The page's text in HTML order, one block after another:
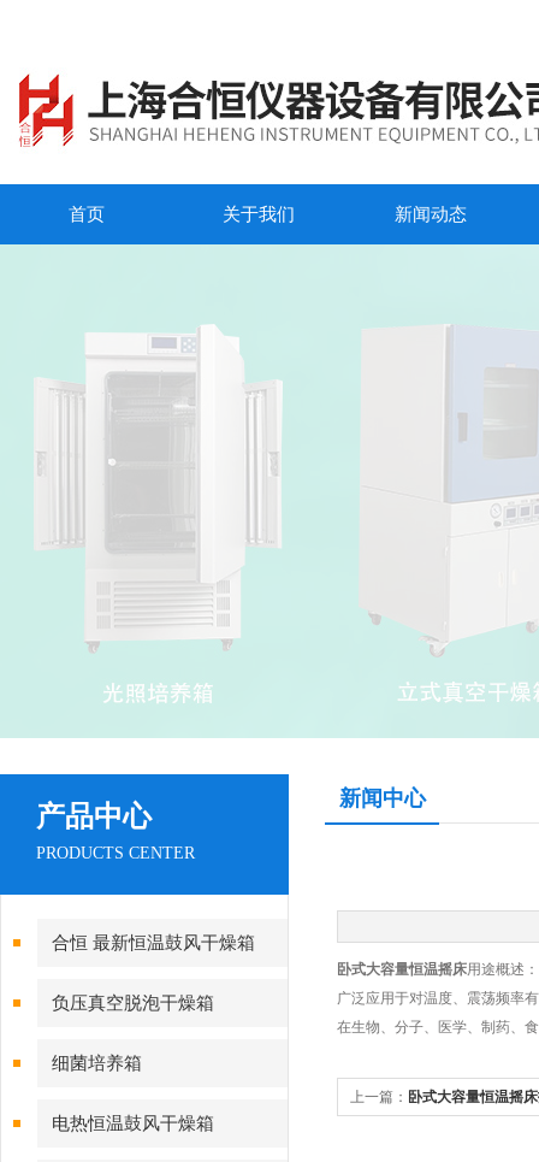
首页 关于我们 新闻动态
产品中心
PRODUCTS CENTER
合恒 最新恒温鼓风干燥箱
负压真空脱泡干燥箱
细菌培养箱
电热恒温鼓风干燥箱
新闻中心
卧式大容量恒温摇床用途概述：
广泛应用于对温度、震荡频率
在生物、分子、医学、制药、
上一篇： 卧式大容量恒温摇